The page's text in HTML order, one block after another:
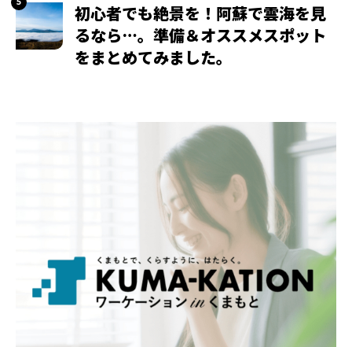
初心者でも絶景を！阿蘇で雲海を見
るなら…。準備＆オススメスポット
をまとめてみました。